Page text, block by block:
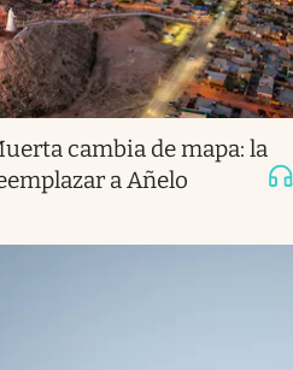
cambia de mapa: la
a Añelo